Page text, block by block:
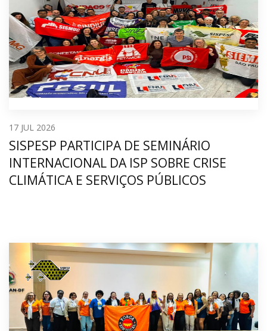
17 JUL 2026
SISPESP PARTICIPA DE SEMINÁRIO
INTERNACIONAL DA ISP SOBRE CRISE
CLIMÁTICA E SERVIÇOS PÚBLICOS